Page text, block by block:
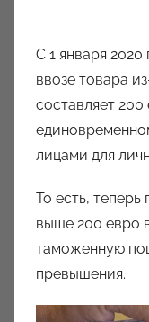
С 1 января
ввозе товара
составляет 200
лицами для
То есть,
выше 200 евро
таможенную
превышения.